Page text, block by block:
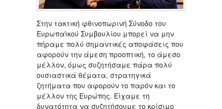
Στην τακτική φθινοπωρινή Σύνοδο του
Ευρωπαϊκού Συμβουλίου μπορεί να μην
πήραμε πολύ σημαντικές αποφάσεις που
αφορούν την άμεση προοπτική, το άμεσο
μέλλον, όμως συζητήσαμε πάρα πολύ
ουσιαστικά θέματα, στρατηγικά
ζητήματα που αφορούν το παρόν και το
μέλλον της Ευρώπης. Είχαμε τη
δυνατότητα να συζητήσουμε το κρίσιμο